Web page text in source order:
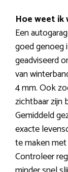
Hoe weet ik
Een
goed genoeg
geadviseerd
van
4 mm. Ook
zichtbaar zijn
Gemiddeld
exacte
te maken
Controleer